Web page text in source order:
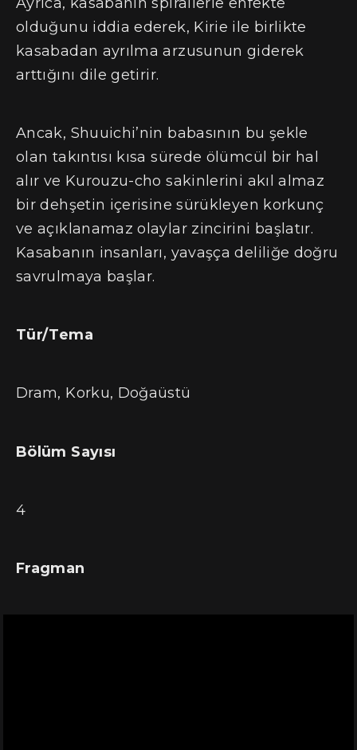
olduğunu iddia ederek, Kirie ile birlikte
kasabadan ayrılma arzusunun giderek
arttığını dile getirir.
Ancak, Shuuichi’nin babasının bu şekle
olan takıntısı kısa sürede ölümcül bir hal
alır ve Kurouzu-cho sakinlerini akıl almaz
bir dehşetin içerisine sürükleyen korkunç
ve açıklanamaz olaylar zincirini başlatır.
Kasabanın insanları, yavaşça deliliğe doğru
savrulmaya başlar.
Tür/Tema
Dram, Korku, Doğaüstü
Bölüm Sayısı
4
Fragman